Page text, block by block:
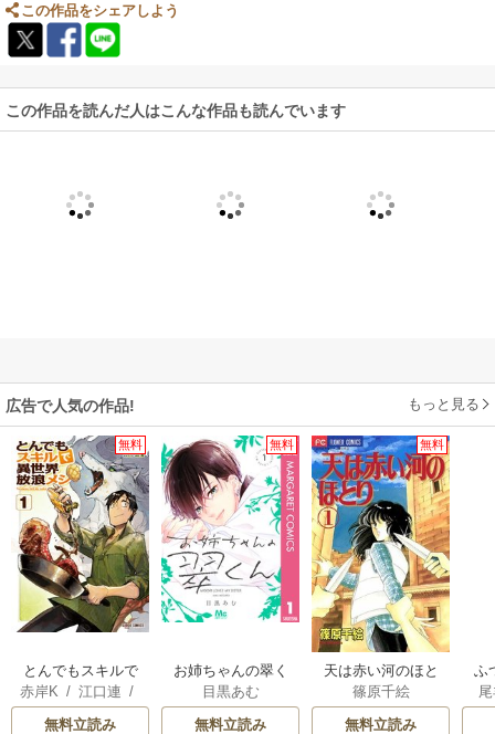
この作品をシェアしよう
この作品を読んだ人はこんな作品も読んでいます
広告で人気の作品! もっと見る
無料
とんでもスキルで
異世界放浪メシ
赤岸K/ 江口連 /
雅
無料立読み
無料
お姉ちゃんの翠く
ん
目黒あむ
無料立読み
無料
天は赤い河のほと
り
篠原千絵
無料立読み
ふ
は